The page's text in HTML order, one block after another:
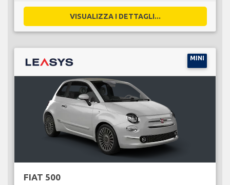
VISUALIZZA I DETTAGLI...
MINI
FIAT 500